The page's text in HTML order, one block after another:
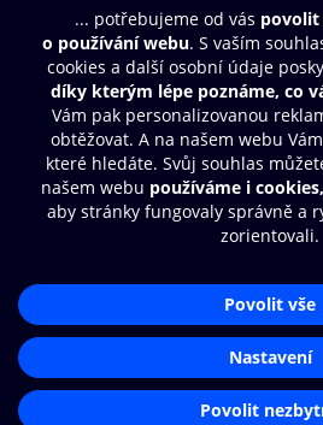
Obsah ke stažení
Moje O2 Knihovna
Další zábava
© O2 Czech Republic a.s.
Přístupnost
Zásady zpracování osobních údajů
Nastavení cookies
Čti a
audioknihy